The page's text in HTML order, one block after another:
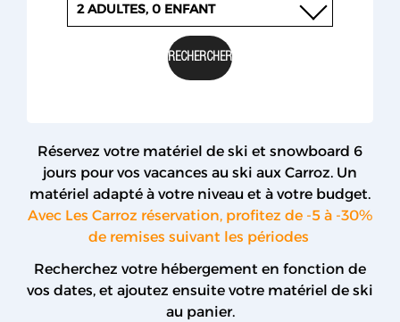
2 ADULTES, 0 ENFANT
Réservez votre matériel de ski et snowboard 6
jours pour vos vacances au ski aux Carroz. Un
matériel adapté à votre niveau et à votre budget.
Avec Les Carroz réservation, profitez de -5 à -30%
de remises suivant les périodes
Recherchez votre hébergement en fonction de
vos dates, et ajoutez ensuite votre matériel de ski
au panier.